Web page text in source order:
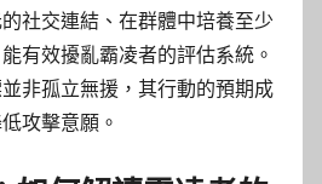
社交連結、在群體中培養至少
有效擾亂霸凌者的評估系統。
非孤立無援，其行動的預期成
攻擊意願。